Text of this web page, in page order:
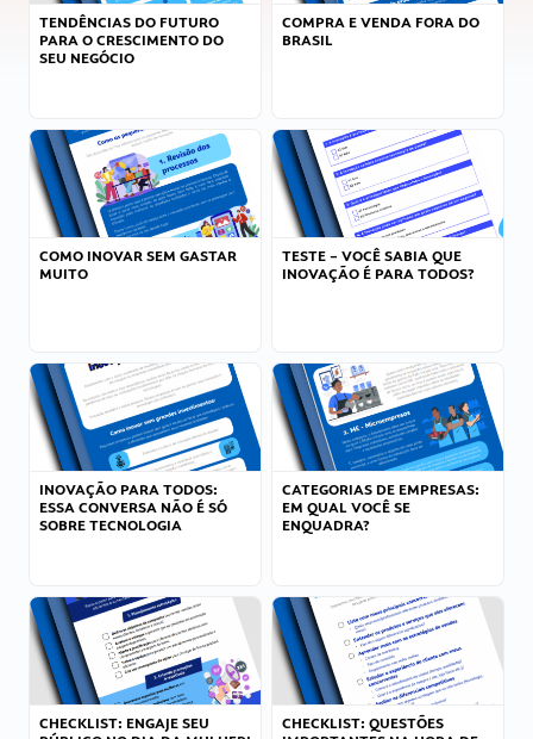
TENDÊNCIAS DO FUTURO
PARA O CRESCIMENTO DO
SEU NEGÓCIO
COMPRA E VENDA FORA DO
BRASIL
COMO INOVAR SEM GASTAR
MUITO
TESTE – VOCÊ SABIA QUE
INOVAÇÃO É PARA TODOS?
INOVAÇÃO PARA TODOS:
ESSA CONVERSA NÃO É SÓ
SOBRE TECNOLOGIA
CATEGORIAS DE EMPRESAS:
EM QUAL VOCÊ SE
ENQUADRA?
CHECKLIST: ENGAJE SEU
CHECKLIST: QUESTÕES